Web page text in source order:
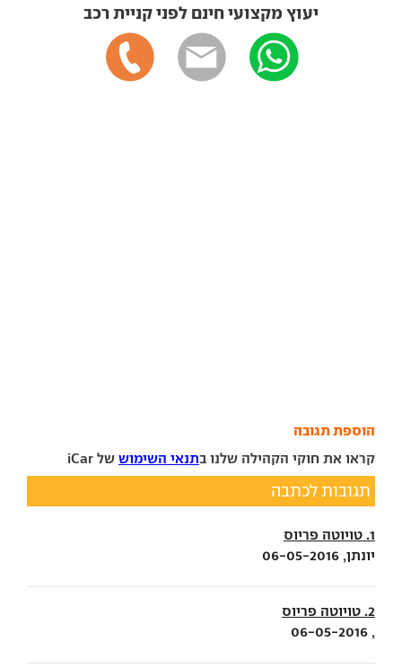
יעוץ מקצועי חינם לפני קניית רכב
הוספת תגובה
קראו את חוקי הקהילה שלנו בתנאי השימוש של iCar
תגובות לכתבה
1. טויוטה פריוס
יונתן, 06-05-2016
2. טויוטה פריוס
, 06-05-2016